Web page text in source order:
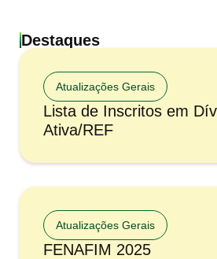
Destaques
Atualizações Gerais
Lista de Inscritos em
Ativa/REF
Atualizações Gerais
FENAFIM 2025